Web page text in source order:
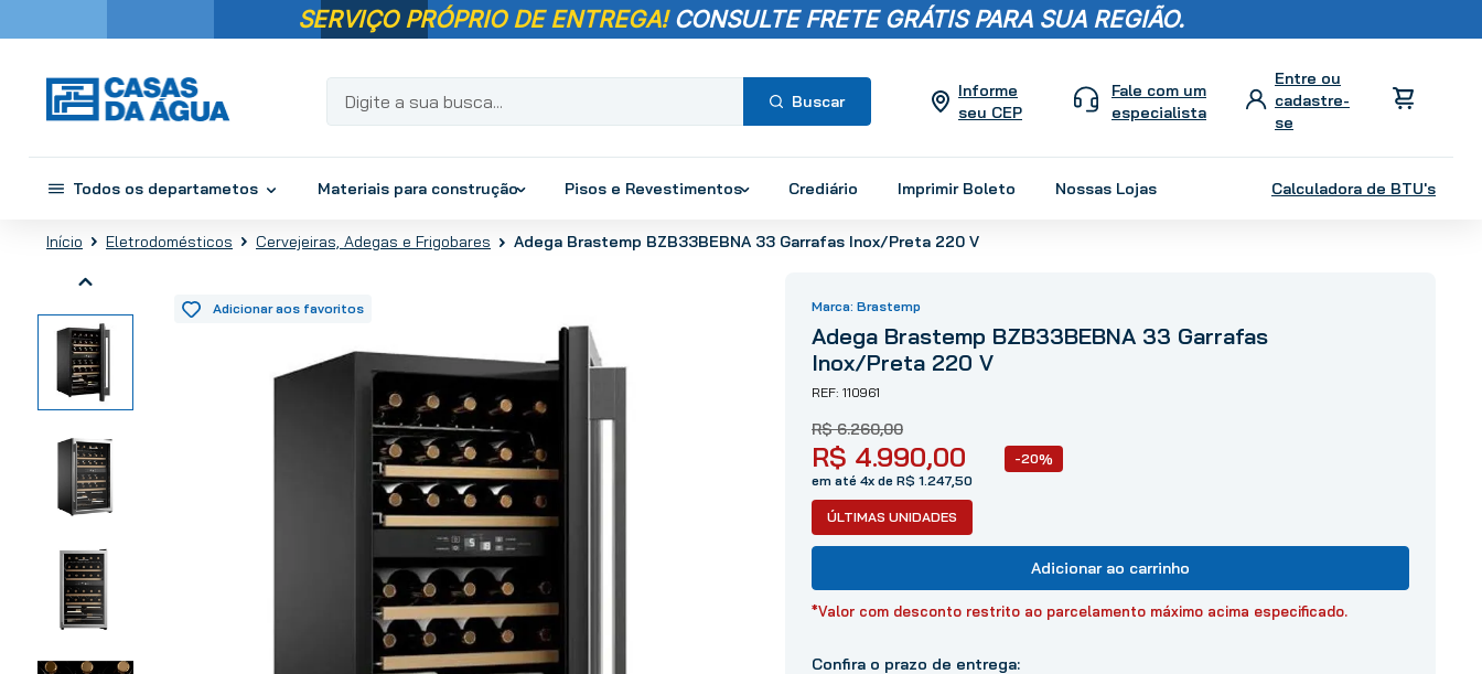
SERVIÇO PRÓPRIO DE ENTREGA! CONSULTE FRETE GRÁTIS PARA SUA REGIÃO.
Digite a sua busca...
Informe
seu CEP
Fale com um
especialista
Todos os departametos Materiais para construção Pisos e Revestimentos Crediário Imprimir Boleto Nossas Lojas Calculadora de BTU's
Eletrodomésticos Cervejeiras, Adegas e Frigobares Adega Brastemp BZB33BEBNA 33 Garrafas Inox/Preta 220 V
Brastemp
Adega Brastemp BZB33BEBNA 33 Garrafas
Inox/Preta 220 V
110961
R$ 4.990,00
R$ 6.260,00
-20%
em até 4x de R$ 1.247,50
ÚLTIMAS UNIDADES
Adicionar ao carrinho
*Valor com desconto restrito ao parcelamento máximo acima especificado.
Termos mais
2º
porcelanato
revestimento
vaso sanitário
chuveiro